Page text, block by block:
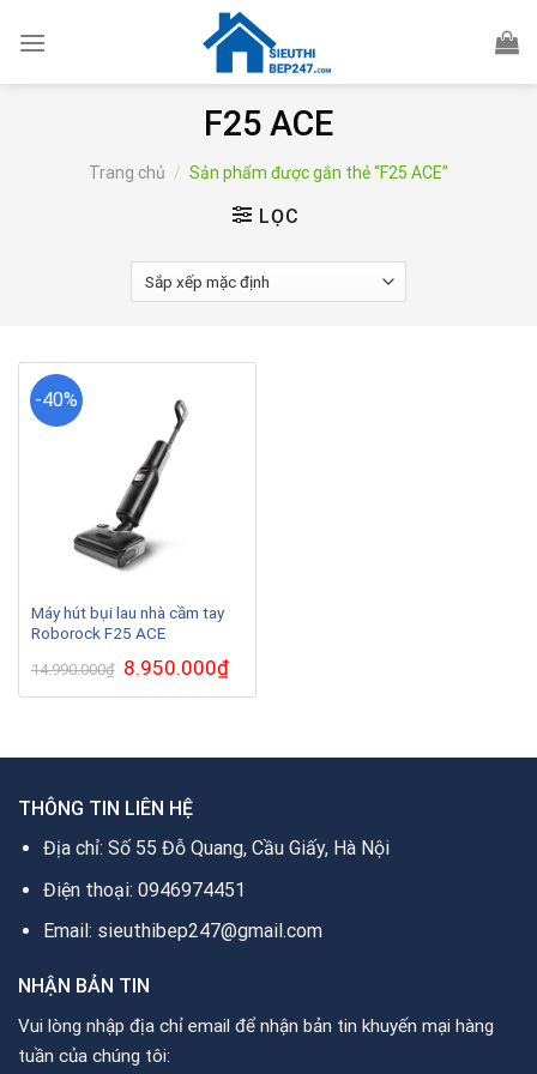
F25 ACE
Trang chủ / Sản phẩm được gắn thẻ “F25 ACE”
LỌC
-40%
Máy hút bụi lau nhà cầm tay
Roborock F25 ACE
14.990.000₫ Giá
gốc
là:
8.950.000₫Giá
hiện
tại
THÔNG TIN LIÊN HỆ
Địa chỉ: Số 55 Đỗ Quang, Cầu Giấy, Hà Nội
Điện thoại: 0946974451
Email: sieuthibep247@gmail.com
NHẬN BẢN TIN
Vui lòng nhập địa chỉ email để nhận bản tin khuyến mại hàng
tuần của chúng tôi: